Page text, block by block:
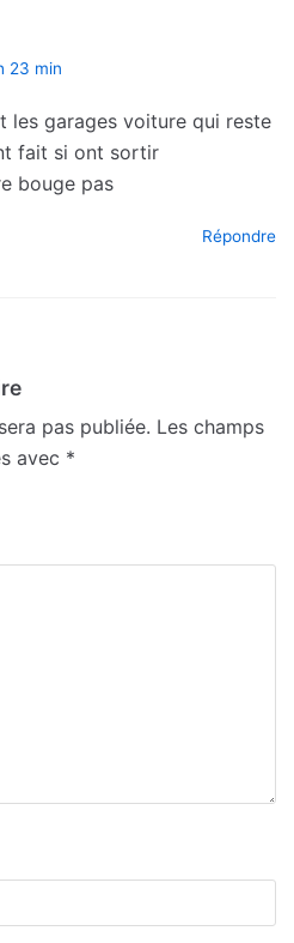
23 min
les garages voiture qui reste
fait si ont sortir
bouge pas
Répondre
pas publiée. Les champs
avec *